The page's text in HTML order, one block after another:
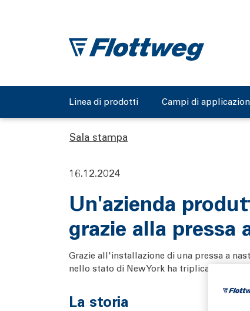
Linea di prodotti Campi di
Sala stampa
16.12.2024
Un'azienda
grazie alla pressa
Grazie all'installazione di una pressa a
nello stato di New York ha triplicato la
La storia